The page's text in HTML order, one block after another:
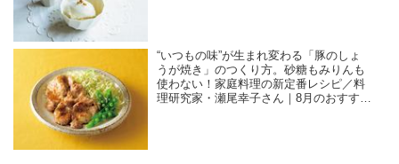
“いつもの味”が生まれ変わる「豚のしょ
うが焼き」のつくり方。砂糖もみりんも
使わない！家庭料理の新定番レシピ／料
理研究家・瀬尾幸子さん｜8月のおすすめ